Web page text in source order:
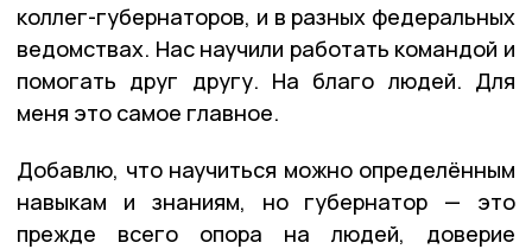
коллег-губернаторов, и в разных федеральных
ведомствах. Нас научили работать командой и
помогать друг другу. На благо людей. Для
меня это самое главное.
Добавлю, что научиться можно определённым
навыкам и знаниям, но губернатор — это
прежде всего опора на людей, доверие